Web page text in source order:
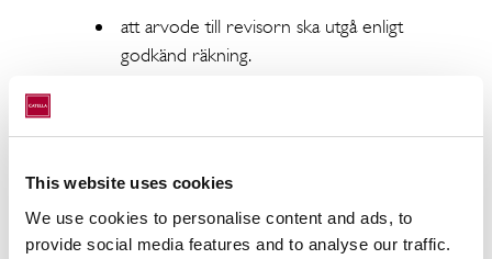
This website uses cookies
We use cookies to personalise content and ads, to
provide social media features and to analyse our traffic.
att arvode till revisorn ska utgå enligt
godkänd räkning.
Ramel och Jan Roxendal. Johan
Claesson valdes till
styrelseordförande.